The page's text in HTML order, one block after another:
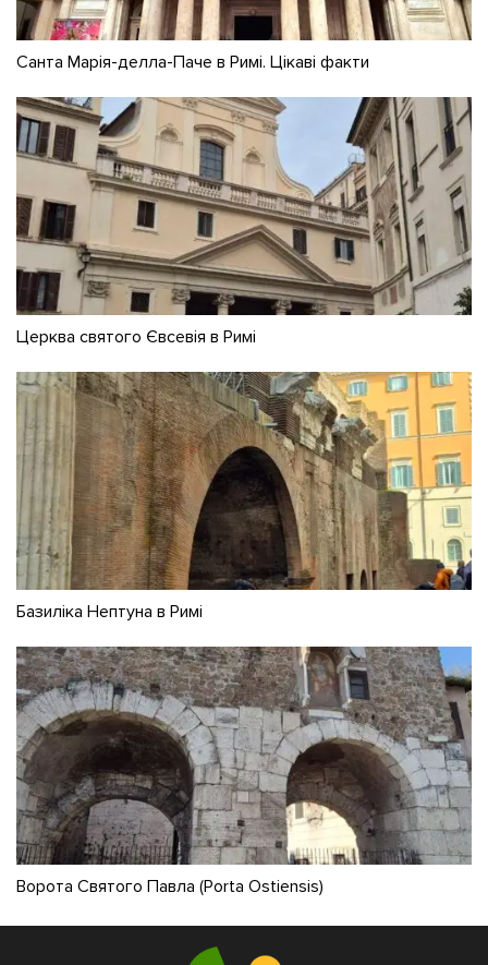
Санта Марія-делла-Паче в Римі. Цікаві факти
Церква святого Євсевія в Римі
Базиліка Нептуна в Римі
Ворота Святого Павла (Porta Ostiensis)